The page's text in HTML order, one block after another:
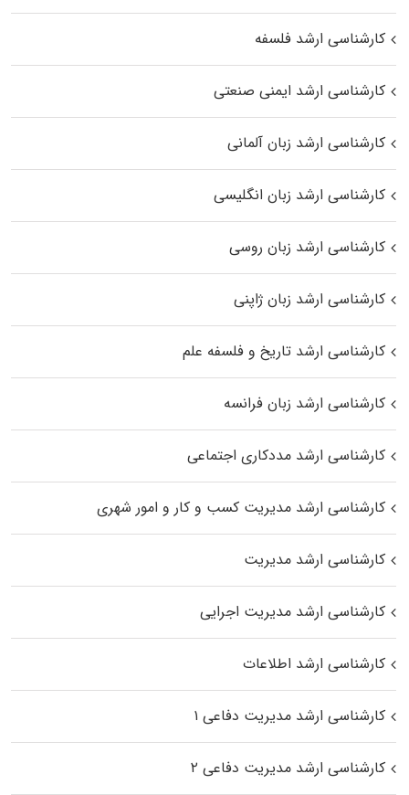
کارشناسی ارشد فلسفه
کارشناسی ارشد ایمنی صنعتی
کارشناسی ارشد زبان آلمانی
کارشناسی ارشد زبان انگلیسی
کارشناسی ارشد زبان روسی
کارشناسی ارشد زبان ژاپنی
کارشناسی ارشد تاریخ و فلسفه علم
کارشناسی ارشد زبان فرانسه
کارشناسی ارشد مددکاری اجتماعی
کارشناسی ارشد مدیریت کسب و کار و امور شهری
کارشناسی ارشد مدیریت
کارشناسی ارشد مدیریت اجرایی
کارشناسی ارشد اطلاعات
کارشناسی ارشد مدیریت دفاعی ۱
کارشناسی ارشد مدیریت دفاعی ۲